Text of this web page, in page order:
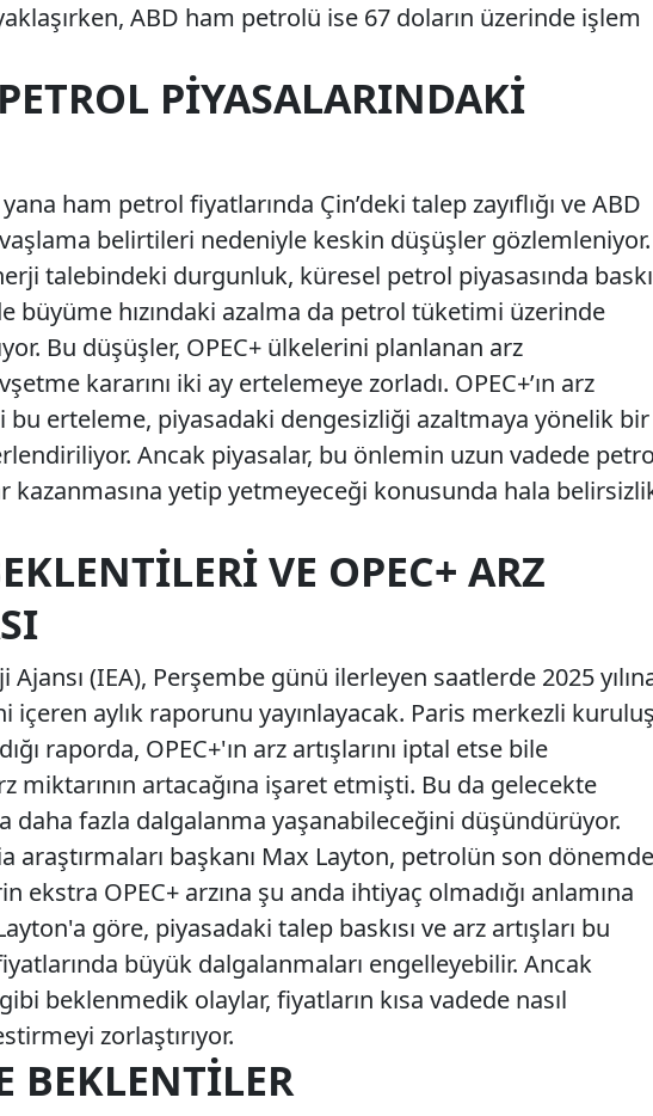
ABD ham petrolü ise 67 doların üzerinde işlem
PIYASALARINDAKI
yana ham petrol fiyatlarında Çin’deki talep zayıflığı ve ABD
belirtileri nedeniyle keskin düşüşler gözlemleniyor.
talebindeki durgunluk, küresel petrol piyasasında baskı
büyüme hızındaki azalma da petrol tüketimi üzerinde
Bu düşüşler, OPEC+ ülkelerini planlanan arz
kararını iki ay ertelemeye zorladı. OPEC+’ın arz
bu erteleme, piyasadaki dengesizliği azaltmaya yönelik bir
Ancak piyasalar, bu önlemin uzun vadede
kazanmasına yetip yetmeyeceği konusunda hala
VE OPEC+ ARZ
Ajansı (IEA), Perşembe günü ilerleyen saatlerde 2025
içeren aylık raporunu yayınlayacak. Paris merkezli
raporda, OPEC+'ın arz artışlarını iptal etse bile
miktarının artacağına işaret etmişti. Bu da gelecekte
daha fazla dalgalanma yaşanabileceğini düşündürüyor.
araştırmaları başkanı Max Layton, petrolün son dönemde
ekstra OPEC+ arzına şu anda ihtiyaç olmadığı anlamına
göre, piyasadaki talep baskısı ve arz artışları bu
büyük dalgalanmaları engelleyebilir. Ancak
beklenmedik olaylar, fiyatların kısa vadede nasıl
zorlaştırıyor.
BEKLENTILER